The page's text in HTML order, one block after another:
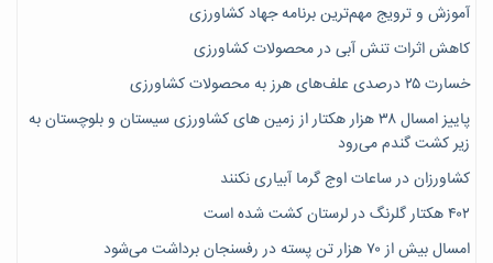
آموزش و ترویج مهم‌ترین برنامه جهاد کشاورزی
کاهش اثرات تنش آبی در محصولات کشاورزی
خسارت ۲۵ درصدی علف‌های هرز به محصولات کشاورزی
پاییز امسال ۳۸ هزار هکتار از زمین های کشاورزی سیستان و بلوچستان به
زیر کشت گندم می‌رود
کشاورزان در ساعات اوج گرما آبیاری نکنند
۴۰۲ هکتار گلرنگ در لرستان کشت شده است
امسال بیش از ۷۰ هزار تن پسته در رفسنجان برداشت می‌شود